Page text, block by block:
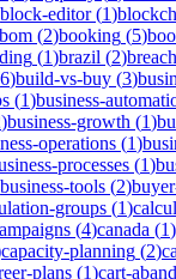
block-editor(1)
bom (2)booking (5)
(1)brazil (2)
6)build-vs-buy (3)
(1)business-
)business-growth (1)
operations (1)
processes (1)
business-tools (2)
groups (1)
(4)canada (1)
capacity-planning (2)
plans (1)cart-